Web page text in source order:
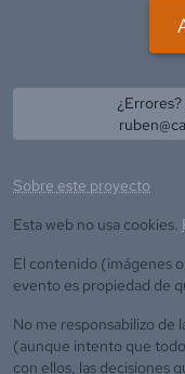
Sobre este proyecto
Esta web no usa cookies.
El contenido (imágenes
evento es propiedad de
No me responsabilizo de
(aunque intento que
con ellos, las decisiones